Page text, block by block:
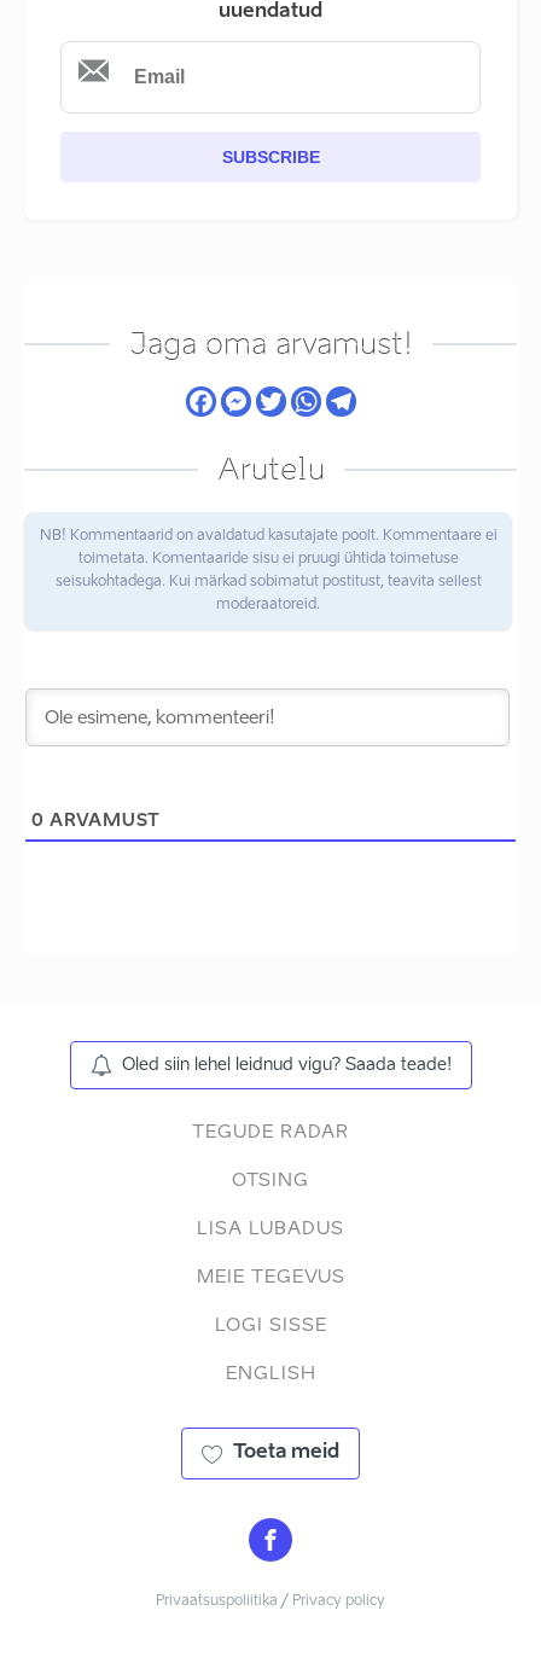
uuendatud
SUBSCRIBE
Jaga oma arvamust!
Arutelu
NB! Kommentaarid on avaldatud kasutajate poolt. Kommentaare ei
toimetata. Komentaaride sisu ei pruugi ühtida toimetuse
seisukohtadega. Kui märkad sobimatut postitust, teavita sellest
moderaatoreid.
0 ARVAMUST
Oled siin lehel leidnud vigu? Saada teade!
TEGUDE RADAR
OTSING
LISA LUBADUS
MEIE TEGEVUS
LOGI SISSE
ENGLISH
Toeta meid
Privaatsuspoliitika / Privacy policy